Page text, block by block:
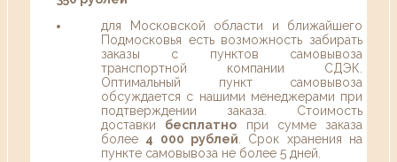
для Московской области и ближайшего
Подмосковья есть возможность забирать
заказы с пунктов самовывоза
транспортной компании СДЭК.
Оптимальный пункт самовывоза
обсуждается с нашими менеджерами при
подтверждении заказа. Стоимость
доставки бесплатно при сумме заказа
более 4 000 рублей . Срок хранения на
пункте самовывоза не более 5 дней.